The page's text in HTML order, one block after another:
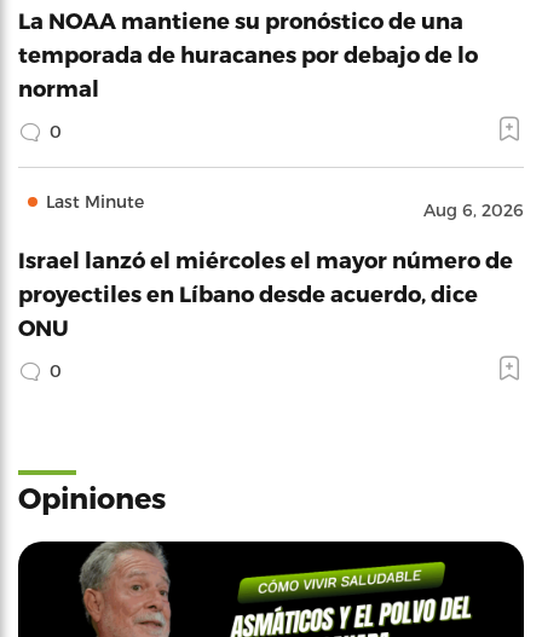
La NOAA mantiene su pronóstico de una
temporada de huracanes por debajo de lo
normal
0
Last Minute Aug 6, 2026
Israel lanzó el miércoles el mayor número de
proyectiles en Líbano desde acuerdo, dice
ONU
0
Opiniones